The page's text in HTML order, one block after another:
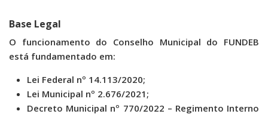
Base Legal
O funcionamento do Conselho Municipal do FUNDEB
está fundamentado em:
Lei Federal nº 14.113/2020;
Lei Municipal nº 2.676/2021;
Decreto Municipal nº 770/2022 – Regimento Interno